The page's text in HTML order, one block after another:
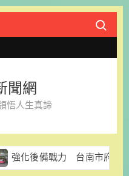
Search
聞網
悟人生真諦
赴南科實中慰問教召員表